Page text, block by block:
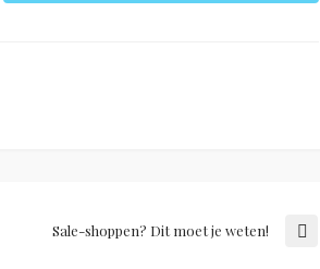
Sale-shoppen? Dit moet je weten!